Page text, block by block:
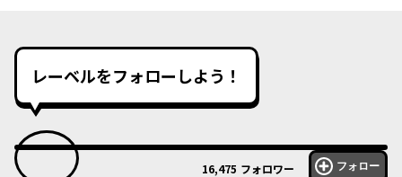
レーベルをフォローしよう！
16,475 フォロワー フォロー